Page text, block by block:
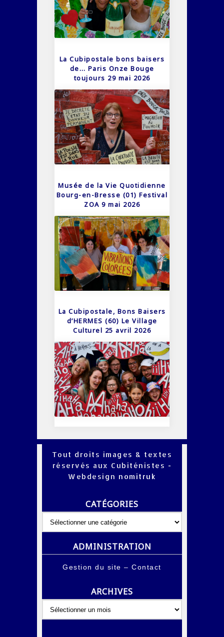
La Cubipostale bons baisers
de… Paris Onze Bouge
toujours 29 mai 2026
Musée de la Vie Quotidienne
Bourg-en-Bresse (01) Festival
ZOA 9 mai 2026
La Cubipostale, Bons Baisers
d’HERMES (60) Le Village
Culturel 25 avril 2026
Tout droits images & textes
réservés aux Cubiténistes -
Webdesign nomitruk
CATÉGORIES
ADMINISTRATION
Gestion du site –Contact
ARCHIVES